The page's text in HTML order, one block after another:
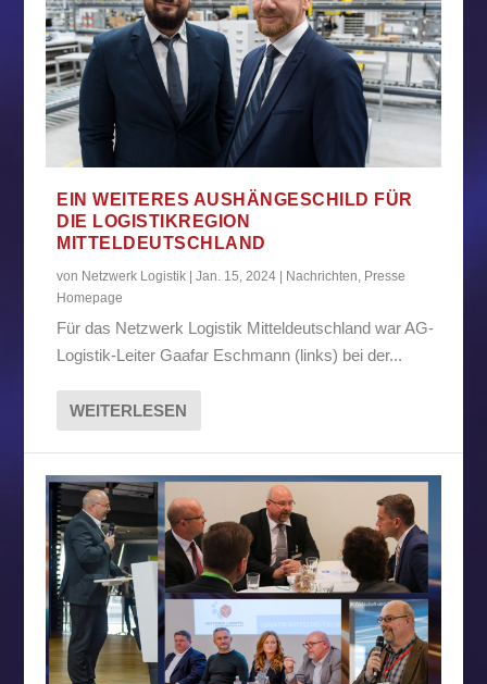
EIN WEITERES AUSHÄNGESCHILD FÜR
DIE LOGISTIKREGION
MITTELDEUTSCHLAND
von Netzwerk Logistik |Jan. 15, 2024 Nachrichten, Presse
Homepage
Für das Netzwerk Logistik Mitteldeutschland war AG-
Logistik-Leiter Gaafar Eschmann (links) bei der...
WEITERLESEN